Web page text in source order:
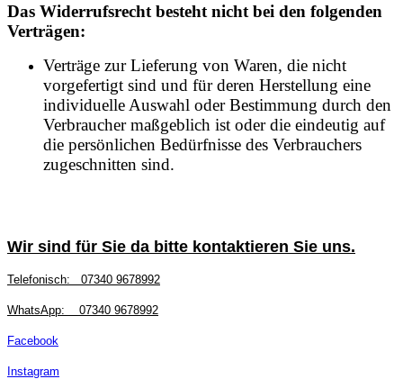
Das Widerrufsrecht besteht nicht bei den folgenden
Verträgen:
Verträge zur Lieferung von Waren, die nicht
vorgefertigt sind und für deren Herstellung eine
individuelle Auswahl oder Bestimmung durch den
Verbraucher maßgeblich ist oder die eindeutig auf
die persönlichen Bedürfnisse des Verbrauchers
zugeschnitten sind.
Wir sind für Sie da bitte kontaktieren Sie uns.
Telefonisch: 07340 9678992
WhatsApp: 07340 9678992
Facebook
Instagram